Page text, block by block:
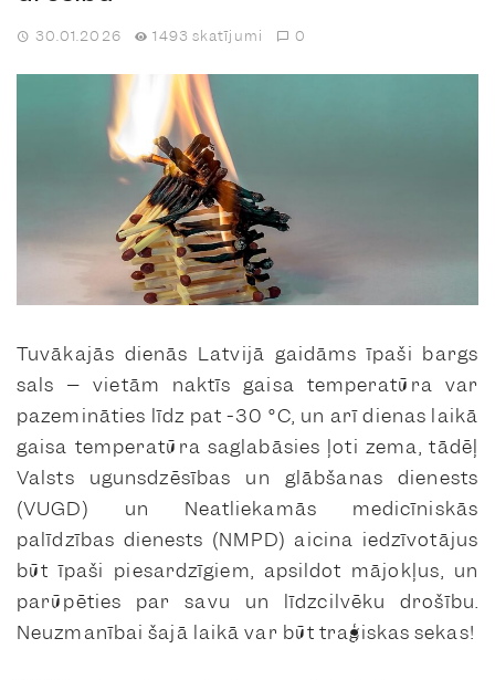
30.01.2026 1493 skatījumi 0
Tuvākajās dienās Latvijā gaidāms īpaši bargs
sals – vietām naktīs gaisa temperatūra var
pazemināties līdz pat -30 °C, un arī dienas laikā
gaisa temperatūra saglabāsies ļoti zema, tādēļ
Valsts ugunsdzēsības un glābšanas dienests
(VUGD) un Neatliekamās medicīniskās
palīdzības dienests (NMPD) aicina iedzīvotājus
būt īpaši piesardzīgiem, apsildot mājokļus, un
parūpēties par savu un līdzcilvēku drošību.
Neuzmanībai šajā laikā var būt traģiskas sekas!